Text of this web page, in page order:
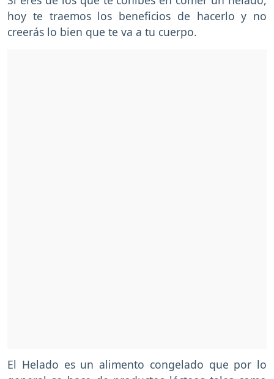
hoy te traemos los beneficios de hacerlo y no
creerás lo bien que te va a tu cuerpo.
El Helado es un alimento congelado que por lo